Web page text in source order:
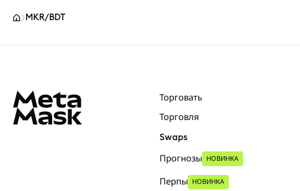
MKR/BDT
Торговать
Торговля
Swaps
Прогнозы НОВИНКА
Перпы НОВИНКА